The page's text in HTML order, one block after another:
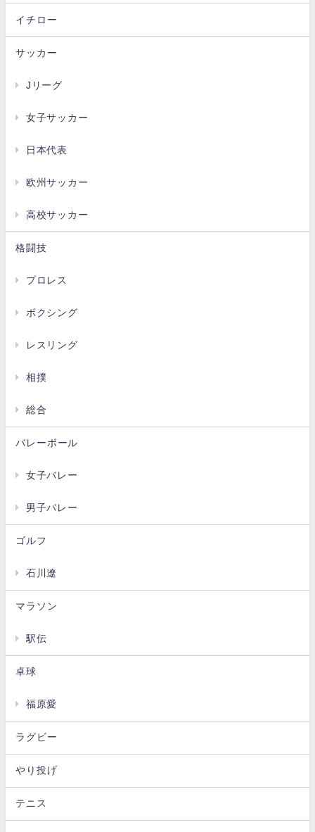
イチロー
サッカー
Jリーグ
女子サッカー
日本代表
欧州サッカー
高校サッカー
格闘技
プロレス
ボクシング
レスリング
相撲
総合
バレーボール
女子バレー
男子バレー
ゴルフ
石川遼
マラソン
駅伝
卓球
福原愛
ラグビー
やり投げ
テニス